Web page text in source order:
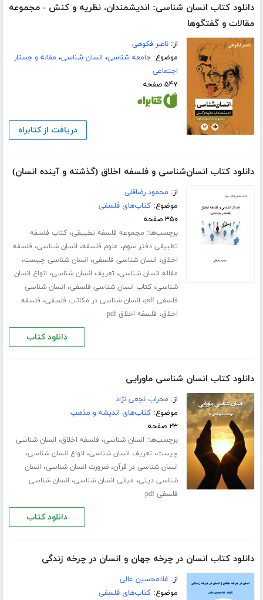
دانلود کتاب انسان شناسی: اندیشمندان، نظریه و کنش - مجموعه
مقالات و گفتگوها
از:ناصر فکوهی
موضوع:جامعه شناسی، انسان شناسی، مقاله و جستار
اجتماعی
۵۴۷ صفحه
دریافت از کتابراه
دانلود کتاب انسان‌شناسی و فلسفه اخلاق (گذشته و آینده انسان)
از: محمود رضاقلی
موضوع:کتاب‌های فلسفی
۳۵۰ صفحه
برچسب‌ها: مجموعه فلسفه تطبیقی،کتاب فلسفه
تطبیقی دفتر سوم، علوم فلسفه، انسان شناسی، فلسفه
اخلاق، انسان شناسی فلسفی، انسان شناسی چیست،
مقاله انسان شناسی، تعریف انسان شناسی، انواع انسان
شناسی،کتاب انسان شناسی فلسفی، انسان شناسی
فلسفی pdf
، انسان شناسی در مکاتب فلسفی، فلسفه
اخلاق، فلسفه اخلاق pdf
دانلود کتاب
دانلود کتاب انسان شناسی ماورایی
از: محراب نجعی نژاد
موضوع:کتاب‌های اندیشه و مذهب
۲۳ صفحه
برچسب‌ها: انسان شناسی، فلسفه اخلاق، انسان شناسی
چیست، تعریف انسان شناسی، انواع انسان شناسی،
انسان شناسی در قرآن،ضرورت انسان شناسی، انسان
شناسی دینی، مبانی انسان شناسی، انسان شناسی
فلسفی pdf
دانلود کتاب
دانلود کتاب انسان در چرخه جهان و انسان در چرخه زندگی
از: غلامحسین عالی
موضوع:کتاب‌های فلسفی